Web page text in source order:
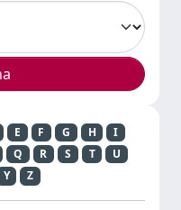
E F G H
I
Q R S T
U
Y Z